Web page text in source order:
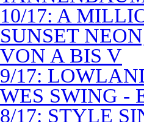
10/17: A
SUNSET
VON A BIS V
9/17:
WES SWING -
8/17: STYLE